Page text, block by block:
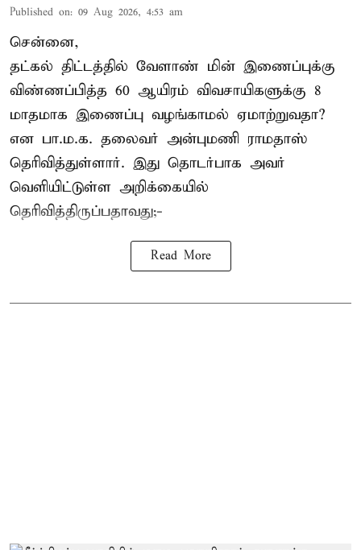
Published on: 09 Aug 2026, 4:53 am
சென்னை,
தட்கல் திட்டத்தில் வேளாண் மின் இணைப்புக்கு
விண்ணப்பித்த 60 ஆயிரம் விவசாயிகளுக்கு 8
மாதமாக இணைப்பு வழங்காமல் ஏமாற்றுவதா?
என பா.ம.க. தலைவர் அன்புமணி ராமதாஸ்
தெரிவித்துள்ளார். இது தொடர்பாக அவர்
வெளியிட்டுள்ள அறிக்கையில்
தெரிவித்திருப்பதாவது;-
Read More